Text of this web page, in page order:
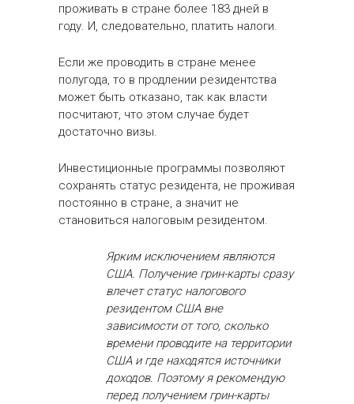
проживать в стране более 183 дней в
году. И, следовательно, платить налоги.
Если же проводить в стране менее
полугода, то в продлении резидентства
может быть отказано, так как власти
посчитают, что этом случае будет
достаточно визы.
Инвестиционные программы позволяют
сохранять статус резидента, не проживая
постоянно в стране, а значит не
становиться налоговым резидентом.
Ярким исключением являются
США. Получение грин-карты сразу
влечет статус налогового
резидентом США вне
зависимости от того, сколько
времени проводите на территории
США и где находятся источники
доходов. Поэтому я рекомендую
перед получением грин-карты